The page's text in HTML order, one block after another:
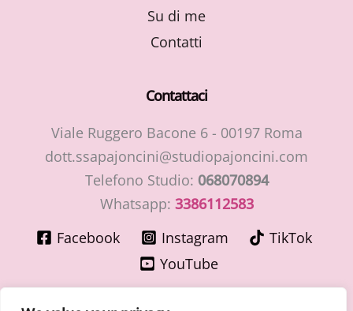
Su di me
Contatti
Contattaci
Viale Ruggero Bacone 6 - 00197 Roma
dott.ssapajoncini@studiopajoncini.com
Telefono Studio: 068070894
Whatsapp: 3386112583
Facebook
Instagram
TikTok
YouTube